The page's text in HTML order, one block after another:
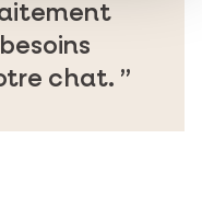
chat.